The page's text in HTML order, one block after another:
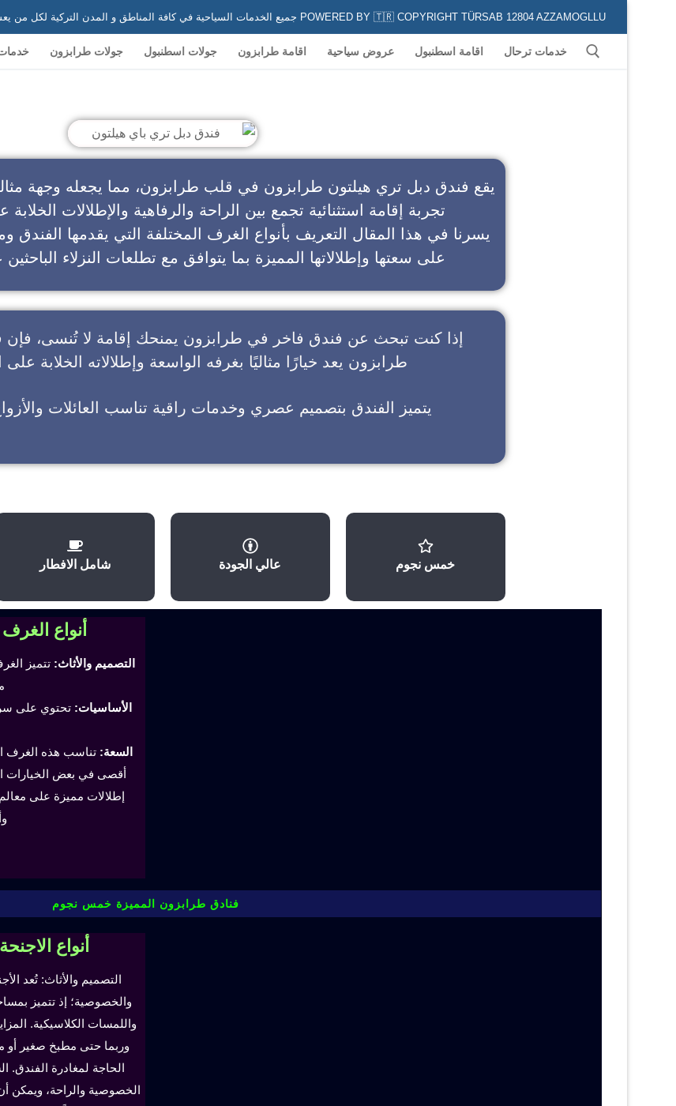
POWERED BY 🇹🇷 COPYRIGHT TÜRSAB 12804 AZZAMOGLLU جميع الخدمات السياحية في كافة المناطق و المدن التركية لكل من يعشق السياحة في تركيا
خدمات ترحال اقامة اسطنبول عروض سياحية اقامة طرابزون جولات اسطنبول جولات طرابزون
يقع فندق دبل تري هيلتون طرابزون في قلب طرابزون، مما يجعله وجهة
تجربة إقامة استثنائية تجمع بين الراحة والرفاهية والإطلالات الخلابة
يسرنا في هذا المقال التعريف بأنواع الغرف المختلفة التي يقدمها الفندق
على سعتها وإطلالاتها المميزة بما يتوافق مع تطلعات النزلاء
إذا كنت تبحث عن فندق فاخر في طرابزون يمنحك إقامة لا تُنسى، فإن
طرابزون يعد خيارًا مثاليًا بغرفه الواسعة وإطلالاته الخلابة على
يتميز الفندق بتصميم عصري وخدمات راقية تناسب العائلات
خمس نجوم عالي الجودة شامل الافطار
أنواع
التصميم والأثاث: تتميز
الأساسيات: تحتوي على
السعة:
أقصى في بعض الخيارات
إطلالات مميزة على
فنادق طرابزون المميزة خمس نجوم
أنواع
التصميم والأثاث: تُعد
والخصوصية؛ إذ تتميز
واللمسات الكلاسيكية.
وربما حتى مطبخ صغير أو
الحاجة لمغادرة الفندق.